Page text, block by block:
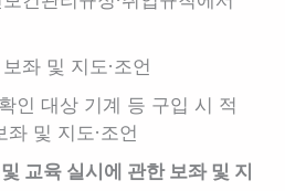
좌 및 지도·조언
인 대상 기계 등 구입 시 적
및 지도·조언
교육 실시에 관한 보좌 및 지